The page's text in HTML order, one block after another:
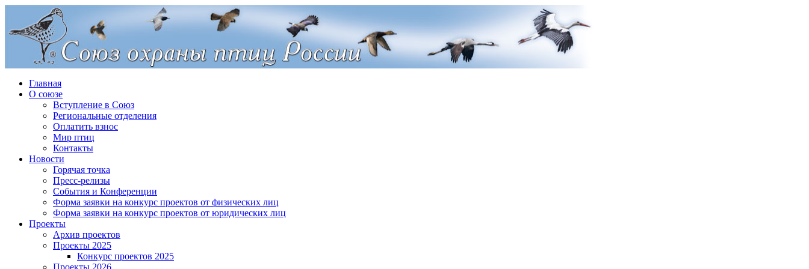
Главная
О союзе
Вступление в Союз
Региональные отделения
Оплатить взнос
Мир птиц
Контакты
Новости
Горячая точка
Пресс-релизы
События и Конференции
Форма заявки на конкурс проектов от физических лиц
Форма заявки на конкурс проектов от юридических лиц
Проекты
Архив проектов
Проекты 2025
Конкурс проектов 2025
Проекты 2026